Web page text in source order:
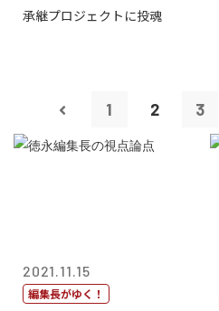
承継プロジェクトに投魂
1 2 3
2021.11.15
編集長がゆく！